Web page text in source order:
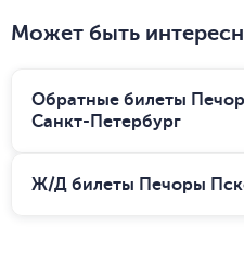
Может быть
Обратные билеты
Санкт-Петербург
Ж/Д билеты Печоры